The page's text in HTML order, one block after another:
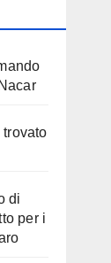
trovato
di
per i